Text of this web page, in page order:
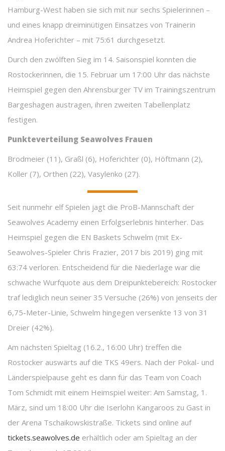
Hamburg-West haben sie sich mit nur sechs Spielerinnen –
und eines knapp dreiminütigen Einsatzes von Trainerin
Andrea Hoferichter – mit 75:61 durchgesetzt.
Durch den zwölften Sieg im 14. Saisonspiel konnten die
Rostockerinnen, die 15. Februar um 17:00 Uhr das nächste
Heimspiel gegen den Ahrensburger TV im Trainingszentrum
Bargeshagen austragen, ihren zweiten Tabellenplatz
festigen.
Punkteverteilung Seawolves Frauen
Brodmeier (11), Graßl (6), Hoferichter (0), Höftmann (2),
Koller (7), Orthen (22), Vasylenko (27).
Seit nunmehr elf Spielen jagt die ProB-Mannschaft der
Seawolves Academy einen Erfolgserlebnis hinterher. Das
Heimspiel gegen die EN Baskets Schwelm (mit Ex-
Seawolves-Spieler Chris Frazier, 2017 bis 2019) ging mit
63:74 verloren. Entscheidend für die Niederlage war die
schwache Wurfquote aus dem Dreipunktebereich: Rostocker
traf lediglich neun seiner 35 Versuche (26%) von jenseits der
6,75-Meter-Linie, Schwelm hingegen versenkte 13 von 31
Dreier (42%).
Am nächsten Spieltag (16.2., 16:00 Uhr) treffen die
Rostocker auswärts auf die TKS 49ers. Nach der Pokal- und
Länderspielpause geht es dann für das Team von Coach
Tom Schmidt mit einem Heimspiel weiter: Am Samstag, 1.
März, sind um 18:00 Uhr die Iserlohn Kangaroos zu Gast in
der Arena Tschaikowskistraße. Tickets sind online auf
tickets.seawolves.de erhältlich oder am Spieltag an der